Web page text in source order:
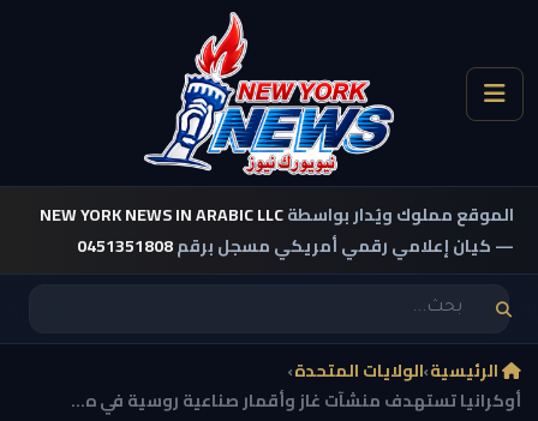
الموقع مملوك ويُدار بواسطةNEW YORK NEWS IN ARABIC LLC
— كيان إعلامي رقمي أمريكي مسجل برقم0451351808
الرئيسية›الولايات المتحدة›
أوكرانيا تستهدف منشآت غاز وأقمار صناعية روسية في ه...